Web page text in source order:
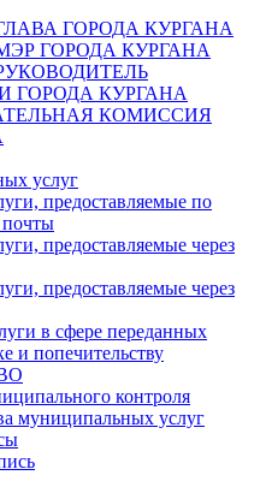
ГОРОДА КУРГАНА
ГОРОДА КУРГАНА
ГОРОДА КУРГАНА
КОМИССИЯ
услуг
предоставляемые по
почты
предоставляемые через
предоставляемые через
в сфере переданных
и попечительству
контроля
муниципальных услуг